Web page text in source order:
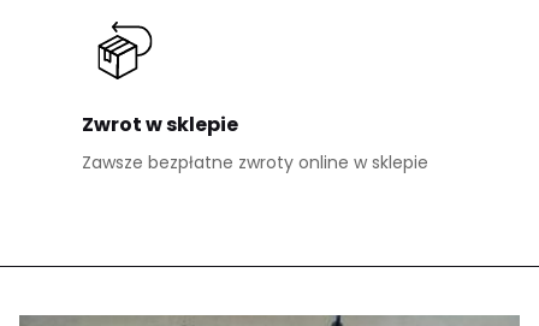
Zwrot w sklepie
Zawsze bezpłatne zwroty online w sklepie